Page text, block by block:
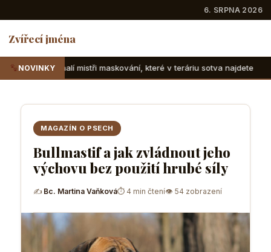
6. SRPNA 2026
Zvířecí jména
NOVINKY
maskování, které v teráriu sotva najdete Suchozemské
MAGAZÍN O PSECH
Bullmastif a jak zvládnout jeho
výchovu bez použití hrubé síly
✍ Bc. Martina Vaňková⏱ 4 min čtení👁 54 zobrazení